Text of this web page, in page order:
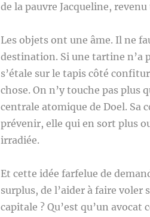
de la pauvre Jacqueline,
Les objets ont une âme. Il ne
destination. Si une tartine n’a
s’étale sur le tapis côté
chose. On n’y touche pas plus
centrale atomique de Doel. Sa
prévenir, elle qui en sort plus
irradiée.
Et cette idée farfelue de
surplus, de l’aider à faire voler
capitale ? Qu’est qu’un